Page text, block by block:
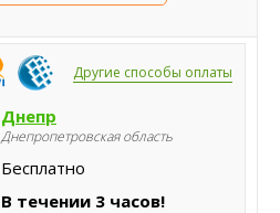
Другие способы оплаты
Днепр
Днепропетровская область
Бесплатно
В течении 3 часов!